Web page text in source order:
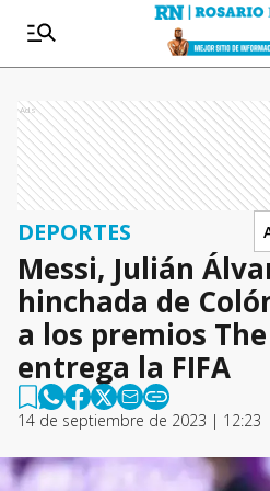
Ads
DEPORTES
Messi, Julián
hinchada de
a los premios
entrega la FIFA
14 de septiembre de 2023 | 12:23